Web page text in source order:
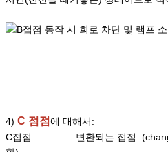
4) C 점점에 대해서:
C접점................변환되는 접점